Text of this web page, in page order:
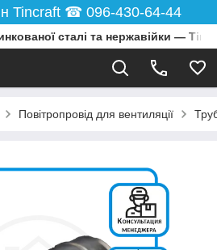
Tincraft ☎︎ 096-430-64-44
сталі та нержавійки —
Повітропровід для вентиляції